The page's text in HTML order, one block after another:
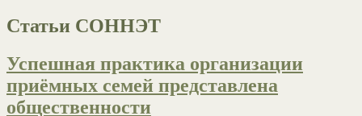
Статьи СОННЭТ
Успешная практика организации
приёмных семей представлена
общественности